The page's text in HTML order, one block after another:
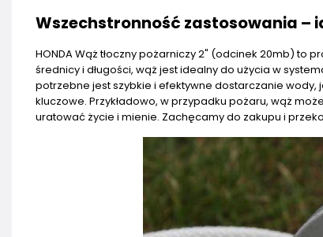
Wszechstronność zastosowania –
HONDA Wąż tłoczny pożarniczy 2" (odcinek 20mb) to
średnicy i długości, wąż jest idealny do użycia w
potrzebne jest szybkie i efektywne dostarczanie
kluczowe. Przykładowo, w przypadku pożaru, wąż
uratować życie i mienie. Zachęcamy do zakupu i